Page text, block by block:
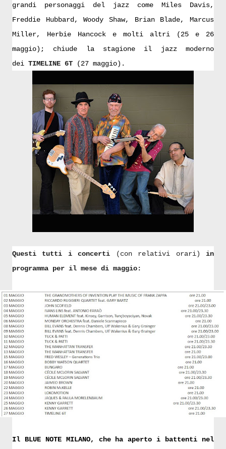
grandi personaggi del jazz come Miles Davis,
Freddie Hubbard, Woody Shaw, Brian Blade, Marcus
Miller, Herbie Hancock e molti altri (25 e 26
maggio); chiude la stagione il jazz moderno
dei TIMELINE 6T (27 maggio).
Questi tutti i concerti (con relativi orari) in
programma per il mese di maggio:
Il BLUE NOTE MILANO, che ha aperto i battenti nel